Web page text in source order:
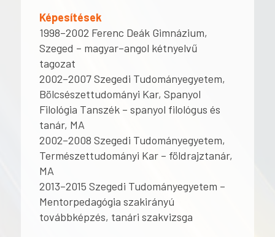
Képesítések
1998–2002 Ferenc Deák Gimnázium,
Szeged – magyar–angol kétnyelvű
tagozat
2002–2007 Szegedi Tudományegyetem,
Bölcsészettudományi Kar, Spanyol
Filológia Tanszék – spanyol filológus és
tanár, MA
2002–2008 Szegedi Tudományegyetem,
Természettudományi Kar – földrajztanár,
MA
2013–2015 Szegedi Tudományegyetem –
Mentorpedagógia szakirányú
továbbképzés, tanári szakvizsga